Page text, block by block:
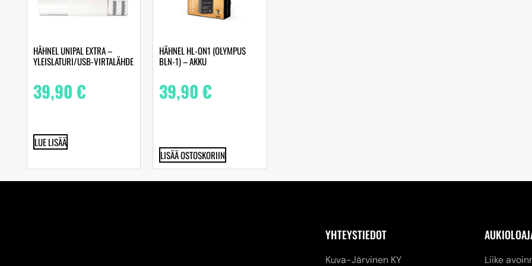
HÄHNEL UNIPAL EXTRA –
YLEISLATURI/USB-VIRTALÄHDE
39,90€
LUE LISÄÄ
HÄHNEL HL-ON1 (OLYMPUS
BLN-1) – AKKU
39,90€
LISÄÄ OSTOSKORIIN
YHTEYSTIEDOT
Kuva-Järvinen KY Liike